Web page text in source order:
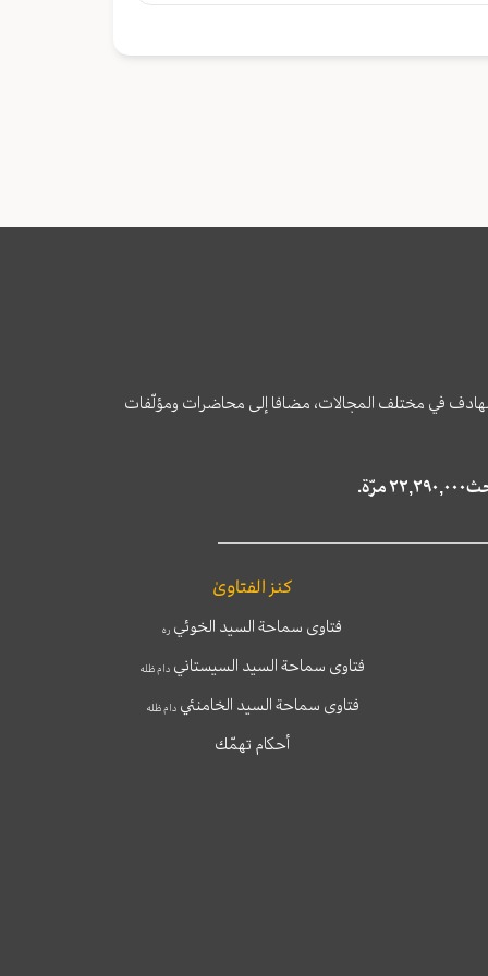
الهادف في مختلف المجالات، مضافا إلى محاضرات ومؤلّفات
كنز الفتاوىٰ
فتاوى سماحة السيد الخوئي ره
فتاوى سماحة السيد السيستاني دام ظله
فتاوى سماحة السيد الخامنئيدام ظله
أحكام تهمّك